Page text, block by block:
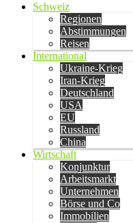
Schweiz
Regionen
Abstimmungen
Reisen
International
Ukraine-Krieg
Iran-Krieg
Deutschland
USA
EU
Russland
China
Wirtschaft
Konjunktur
Arbeitsmarkt
Unternehmen
Börse und Co
Immobilien